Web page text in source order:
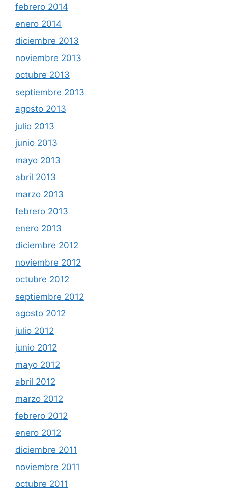
febrero 2014
enero 2014
diciembre 2013
noviembre 2013
octubre 2013
septiembre 2013
agosto 2013
julio 2013
junio 2013
mayo 2013
abril 2013
marzo 2013
febrero 2013
enero 2013
diciembre 2012
noviembre 2012
octubre 2012
septiembre 2012
agosto 2012
julio 2012
junio 2012
mayo 2012
abril 2012
marzo 2012
febrero 2012
enero 2012
diciembre 2011
noviembre 2011
octubre 2011